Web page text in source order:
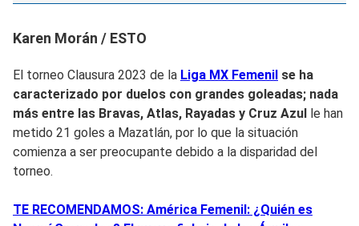
Karen Morán / ESTO
El torneo Clausura 2023 de la Liga MX Femenil se ha
caracterizado por duelos con grandes goleadas; nada
más entre las Bravas, Atlas, Rayadas y Cruz Azul le han
metido 21 goles a Mazatlán, por lo que la situación
comienza a ser preocupante debido a la disparidad del
torneo.
TE RECOMENDAMOS: América Femenil: ¿Quién es